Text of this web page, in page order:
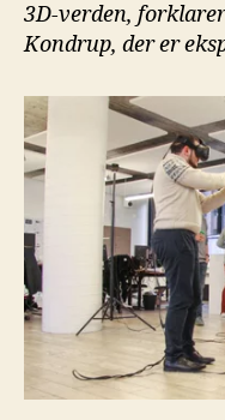
3D-verden,
Kondrup, der er